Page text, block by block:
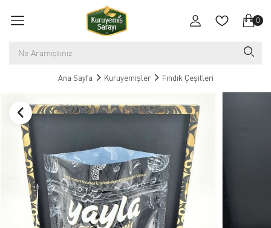
0
Ana Sayfa Kuruyemişler Fındık Çeşitleri